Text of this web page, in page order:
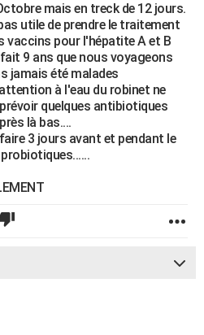
mais en treck de 12 jours.
utile de prendre le traitement
vaccins pour l'hépatite A et B
9 ans que nous voyageons
jamais été malades
à l'eau du robinet ne
quelques antibiotiques
là bas....
3 jours avant et pendant le